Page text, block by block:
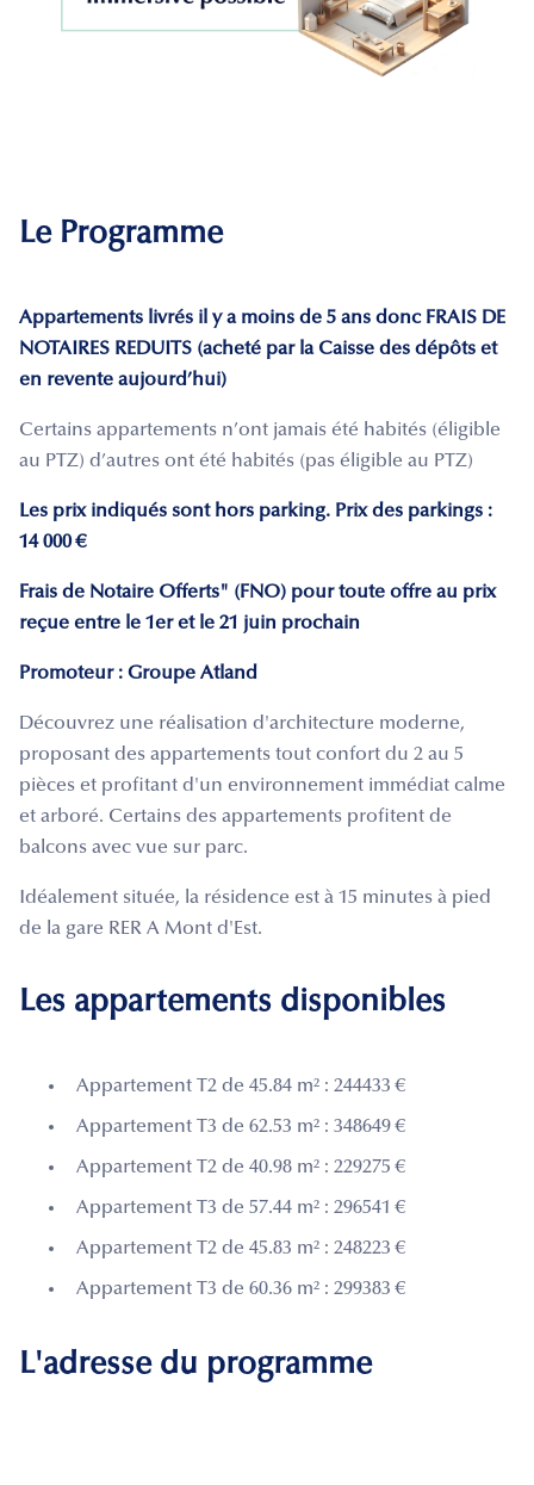
Le Programme
Appartements livrés il y a moins de 5 ans donc FRAIS DE
NOTAIRES REDUITS (acheté par la Caisse des dépôts et
en revente aujourd’hui)
Certains appartements n’ont jamais été habités (éligible
au PTZ) d’autres ont été habités (pas éligible au PTZ)
Les prix indiqués sont hors parking. Prix des parkings :
14 000 €
Frais de Notaire Offerts" (FNO) pour toute offre au prix
reçue entre le 1er et le 21 juin prochain
Promoteur : Groupe Atland
Découvrez une réalisation d'architecture moderne,
proposant des appartements tout confort du 2 au 5
pièces et profitant d'un environnement immédiat calme
et arboré. Certains des appartements profitent de
balcons avec vue sur parc.
Idéalement située, la résidence est à 15 minutes à pied
de la gare RER A Mont d'Est.
Les appartements disponibles
Appartement T2 de 45.84 m² : 244433 €
Appartement T3 de 62.53 m² : 348649 €
Appartement T2 de 40.98 m² : 229275 €
Appartement T3 de 57.44 m² : 296541 €
Appartement T2 de 45.83 m² : 248223 €
Appartement T3 de 60.36 m² : 299383 €
L'adresse du programme